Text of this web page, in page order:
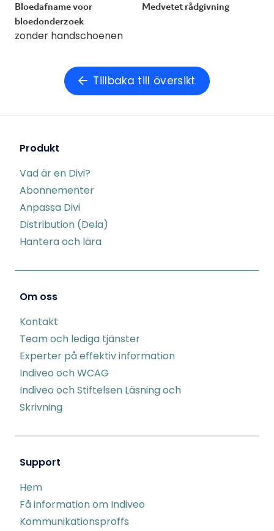
Bloedafname voor
bloedonderzoek
zonder handschoenen
Medvetet rådgivning
Tillbaka till översikt
Produkt
Vad är en Divi?
Abonnementer
Anpassa Divi
Distribution (Dela)
Hantera och lära
Om oss
Kontakt
Team och lediga tjänster
Experter på effektiv information
Indiveo och WCAG
Indiveo och Stiftelsen Läsning och
Skrivning
Support
Hem
Få information om Indiveo
Kommunikationsproffs